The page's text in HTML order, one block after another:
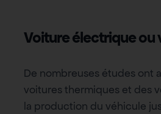
Voiture électrique ou
De nombreuses études ont
voitures thermiques et des
la production du véhicule